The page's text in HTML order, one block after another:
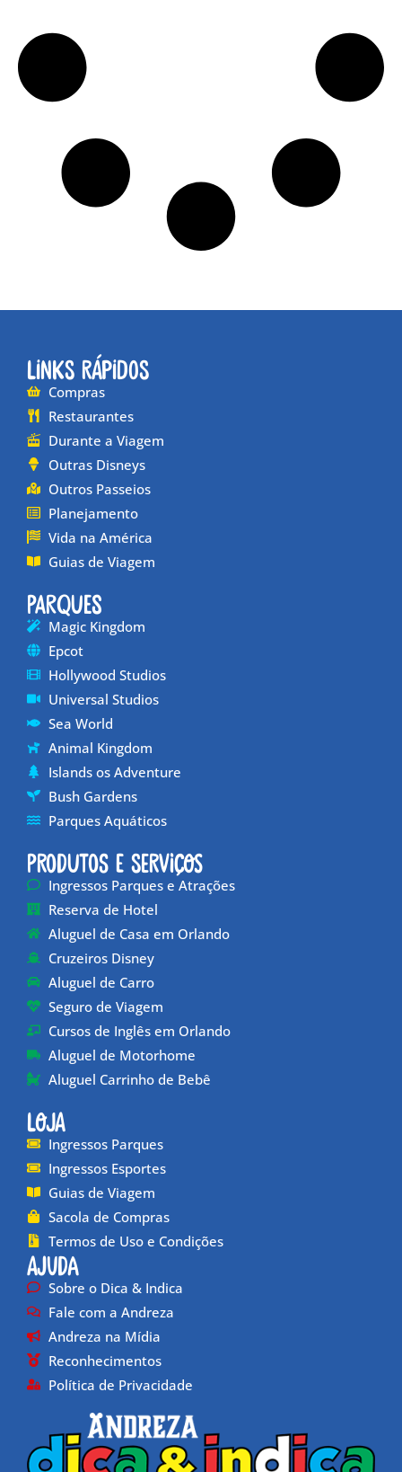
Links Rápidos
Compras
Restaurantes
Durante a Viagem
Outras Disneys
Outros Passeios
Planejamento
Vida na América
Guias de Viagem
Parques
Magic Kingdom
Epcot
Hollywood Studios
Universal Studios
Sea World
Animal Kingdom
Islands os Adventure
Bush Gardens
Parques Aquáticos
Produtos e Serviços
Ingressos Parques e Atrações
Reserva de Hotel
Aluguel de Casa em Orlando
Cruzeiros Disney
Aluguel de Carro
Seguro de Viagem
Cursos de Inglês em Orlando
Aluguel de Motorhome
Aluguel Carrinho de Bebê
Loja
Ingressos Parques
Ingressos Esportes
Guias de Viagem
Sacola de Compras
Termos de Uso e Condições
Ajuda
Sobre o Dica & Indica
Fale com a Andreza
Andreza na Mídia
Reconhecimentos
Política de Privacidade